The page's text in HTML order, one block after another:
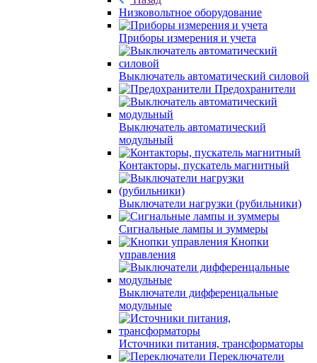
Низковольтное оборудование
Приборы измерения и учета
Выключатель автоматический силовой
Предохранители
Выключатель автоматический
модульный
Контакторы, пускатель магнитный
Выключатели нагрузки (рубильники)
Сигнальные лампы и зуммеры
Кнопки
управления
Выключатели дифференцальные
модульные
Источники питания, трансформаторы
Переключатели